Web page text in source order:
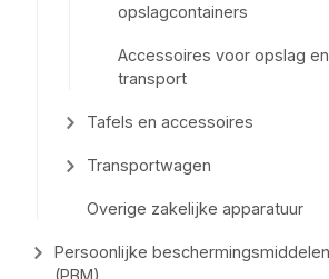
opslagcontainers
Accessoires voor opslag en
transport
Tafels en accessoires
Transportwagen
Overige zakelijke apparatuur
Persoonlijke beschermingsmiddelen